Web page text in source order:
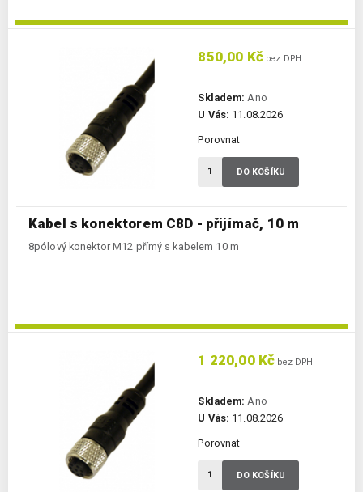
Kabel s konektorem C8D - přijímač, 10 m
8pólový konektor M12 přímý s kabelem 10 m
850,00 Kč bez DPH
Skladem: Ano
U Vás: 11.08.2026
Porovnat
DO KOŠÍKU
1 220,00 Kč bez DPH
Skladem: Ano
U Vás: 11.08.2026
Porovnat
DO KOŠÍKU